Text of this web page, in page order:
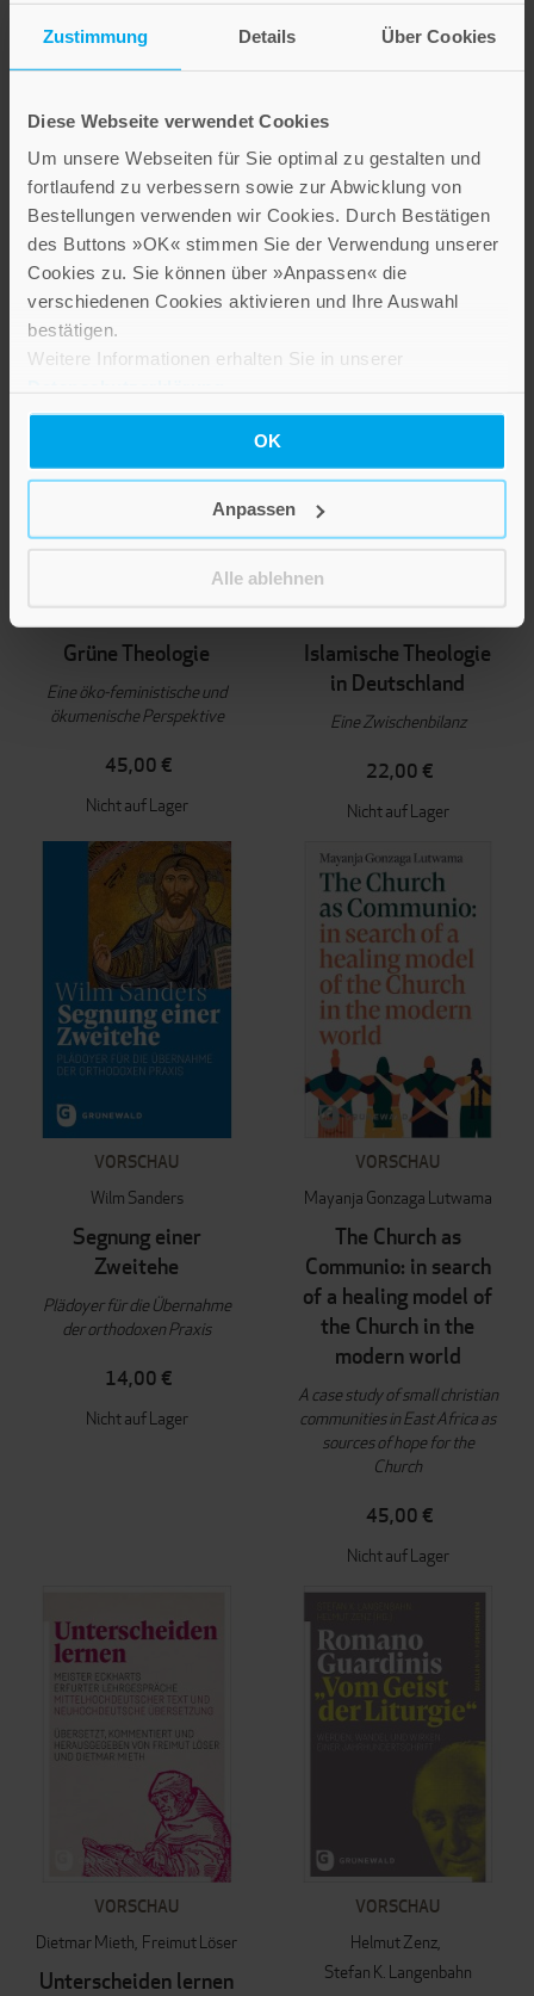
Zustimmung Details Über Cookies
Diese Webseite verwendet Cookies
Um unsere Webseiten für Sie optimal zu gestalten und
fortlaufend zu verbessern sowie zur Abwicklung von
Bestellungen verwenden wir Cookies. Durch Bestätigen
des Buttons »OK« stimmen Sie der Verwendung unserer
Cookies zu. Sie können über »Anpassen« die
verschiedenen Cookies aktivieren und Ihre Auswahl
bestätigen.
Weitere Informationen erhalten Sie in unserer
OK
Anpassen
Alle ablehnen
Eigeninitiative und
Veränderungsbereitschaft an
75,00 €
Nicht auf Lager
Grüne Theologie
Eine öko-feministische und
ökumenische Perspektive
45,00 €
Nicht auf Lager
Islamische Theologie
in Deutschland
Eine Zwischenbilanz
22,00 €
Nicht auf Lager
VORSCHAU
Wilm Sanders
Segnung einer
Zweitehe
Plädoyer für die Übernahme
der orthodoxen Praxis
14,00 €
Nicht auf Lager
VORSCHAU
Mayanja Gonzaga Lutwama
The Church as
Communio: in search
of a healing model of
the Church in the
modern world
A case study of small christian
communities in East Africa as
sources of hope for the
Church
45,00 €
Nicht auf Lager
VORSCHAU
Dietmar Mieth Freimut Löser
Unterscheiden lernen
VORSCHAU
Helmut Zenz
Stefan K. Langenbahn